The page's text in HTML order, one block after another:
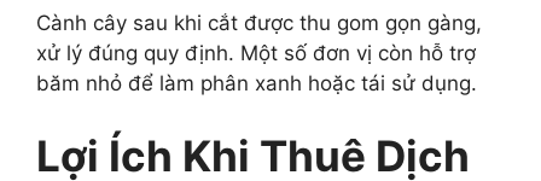
Cành cây sau khi cắt được thu gom gọn gàng,
xử lý đúng quy định. Một số đơn vị còn hỗ trợ
băm nhỏ để làm phân xanh hoặc tái sử dụng.
Lợi Ích Khi Thuê Dịch